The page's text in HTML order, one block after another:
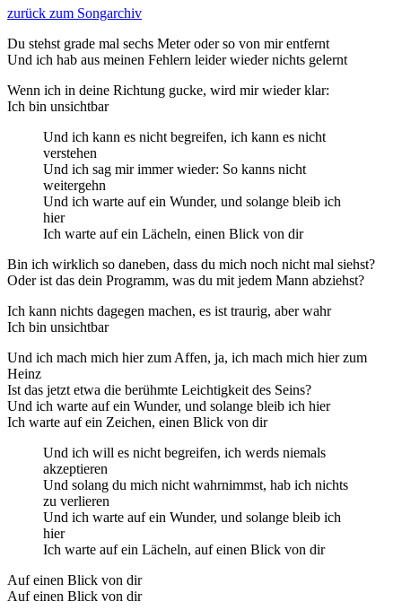
zurück zum Songarchiv
Du stehst grade mal sechs Meter oder so von mir entfernt
Und ich hab aus meinen Fehlern leider wieder nichts gelernt
Wenn ich in deine Richtung gucke, wird mir wieder klar:
Ich bin unsichtbar
Und ich kann es nicht begreifen, ich kann es nicht
verstehen
Und ich sag mir immer wieder: So kanns nicht
weitergehn
Und ich warte auf ein Wunder, und solange bleib ich
hier
Ich warte auf ein Lächeln, einen Blick von dir
Bin ich wirklich so daneben, dass du mich noch nicht mal siehst?
Oder ist das dein Programm, was du mit jedem Mann abziehst?
Ich kann nichts dagegen machen, es ist traurig, aber wahr
Ich bin unsichtbar
Und ich mach mich hier zum Affen, ja, ich mach mich hier zum
Heinz
Ist das jetzt etwa die berühmte Leichtigkeit des Seins?
Und ich warte auf ein Wunder, und solange bleib ich hier
Ich warte auf ein Zeichen, einen Blick von dir
Und ich will es nicht begreifen, ich werds niemals
akzeptieren
Und solang du mich nicht wahrnimmst, hab ich nichts
zu verlieren
Und ich warte auf ein Wunder, und solange bleib ich
hier
Ich warte auf ein Lächeln, auf einen Blick von dir
Auf einen Blick von dir
Auf einen Blick von dir